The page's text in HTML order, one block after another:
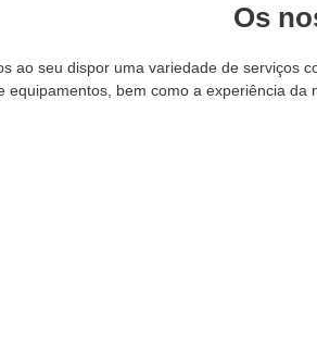
Os
ao seu dispor uma variedade de serviços
equipamentos, bem como a experiência